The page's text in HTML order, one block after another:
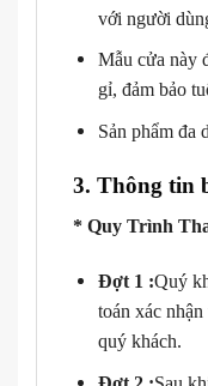
với người
Mẫu cửa này
gỉ, đảm bảo
Sản phẩm đa
3. Thông tin
* Quy Trình
Đợt 1 :Quý
toán xác
quý khách.